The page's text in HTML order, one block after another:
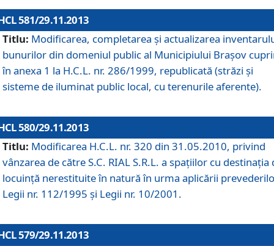
581/29.11.2013
Titlu: Modificarea, completarea şi actualizarea
bunurilor din domeniul public al Municipiului Braşov
în anexa 1 la H.C.L. nr. 286/1999, republicată (străzi şi
sisteme de iluminat public local, cu terenurile aferente).
580/29.11.2013
Titlu: Modificarea H.C.L. nr. 320 din 31.05.2010, privind
vânzarea de către S.C. RIAL S.R.L. a spaţiilor cu destinaţia
locuinţă nerestituite în natură în urma aplicării
Legii nr. 112/1995 şi Legii nr. 10/2001.
579/29.11.2013